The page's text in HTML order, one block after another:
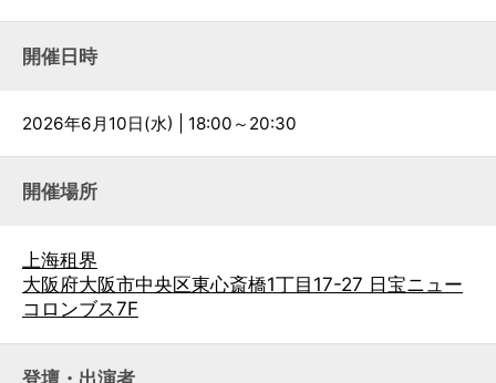
開催日時
2026年6月10日(水) | 18:00～20:30
開催場所
上海租界
大阪府大阪市中央区東心斎橋1丁目17-27 日宝ニュー
コロンブス7F
登壇・出演者